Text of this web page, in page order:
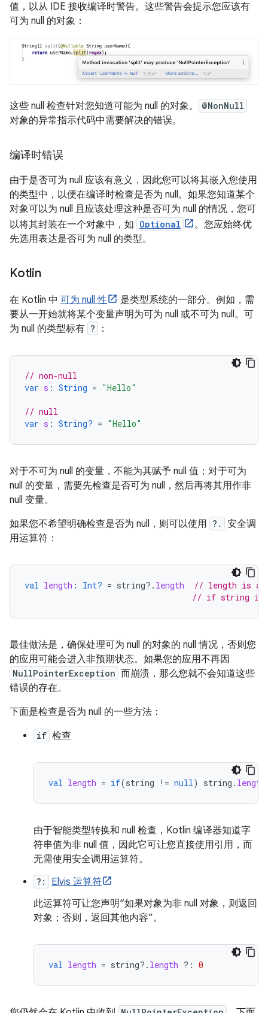
值，以从 IDE 接收编译时警告。这些警告会提示您应该有
可为 null 的对象：
这些 null 检查针对您知道可能为 null 的对象。 @NonNull
对象的异常指示代码中需要解决的错误。
编译时错误
由于是否可为 null 应该有意义，因此您可以将其嵌入您使用
的类型中，以便在编译时检查是否为 null。如果您知道某个
对象可以为 null 且应该处理这种是否可为 null 的情况，您可
以将其封装在一个对象中，如 Optional
。您应始终优
先选用表达是否可为 null 的类型。
Kotlin
在 Kotlin 中 可为 null 性
是类型系统的一部分。例如，需
要从一开始就将某个变量声明为可为 null 或不可为 null。可
为 null 的类型标有 ? ：
// non-null
var s : String = "Hello"
// null
var s : String? = "Hello"
对于不可为 null 的变量，不能为其赋予 null 值；对于可为
null 的变量，需要先检查是否可为 null，然后再将其用作非
null 变量。
如果您不希望明确检查是否为 null，则可以使用 ?.
安全调
用运算符：
val length : Int? = string?. length
// length is a
// if string is
最佳做法是，确保处理可为 null 的对象的 null 情况，否则您
的应用可能会进入非预期状态。如果您的应用不再因
NullPointerException 而崩溃，那么您就不会知道这些
错误的存在。
下面是检查是否为 null 的一些方法：
if 检查
val length = if(string != null) string . length
由于智能类型转换和 null 检查，Kotlin 编译器知道字
符串值为非 null 值，因此它可让您直接使用引用，而
无需使用安全调用运算符。
?:
Elvis 运算符
此运算符可让您声明“如果对象为非 null 对象，则返回
对象；否则，返回其他内容”。
val length = string?. length ?: 0